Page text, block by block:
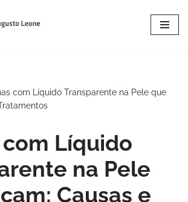
com Líquido Transparente na Pele que
Líquido
na Pele
Causas e